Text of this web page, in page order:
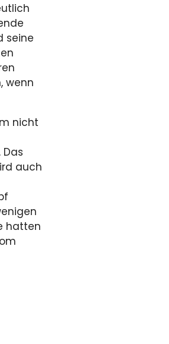
seine
wenn
nicht
auch
hatten